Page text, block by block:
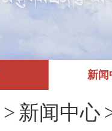
新闻
> 新闻中心